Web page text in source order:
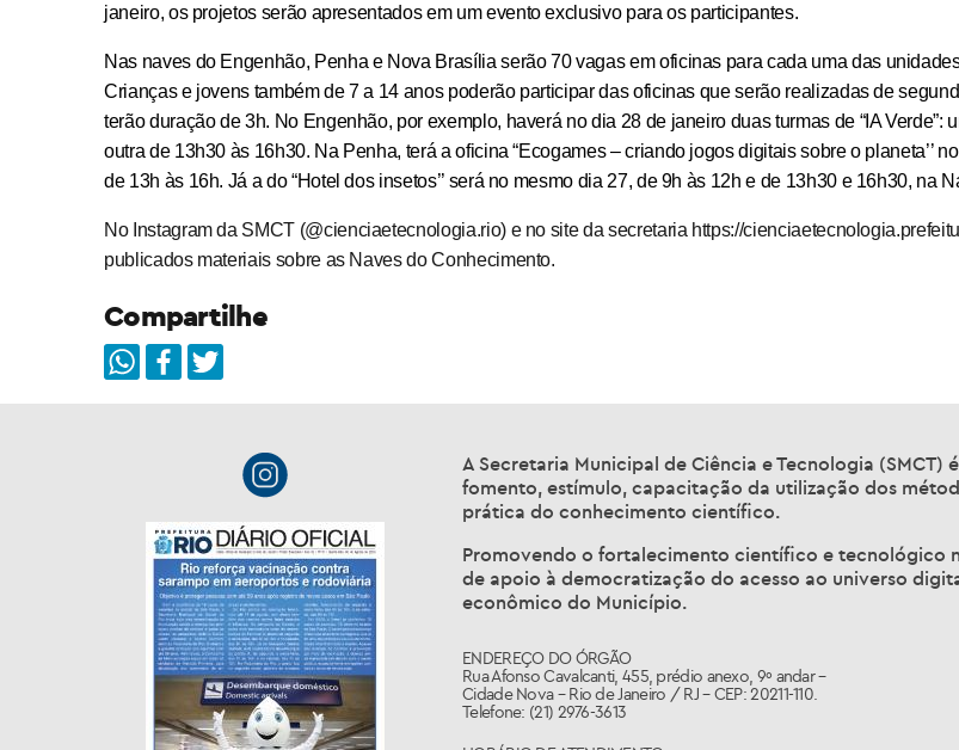
janeiro, os projetos serão apresentadosem um evento exclusivo para os participantes.
Nas naves do Engenhão, Penha e Nova Brasília serão 70 vagas em oficinas para cada uma das
Crianças e jovens também de 7 a 14 anos poderão participar das oficinas que serão realizadas de
terão duração de 3h. No Engenhão, por exemplo, haverá no dia 28 de janeiro duas turmas de “IA Verde”:
outra de 13h30 às 16h30. Na Penha, terá a oficina “Ecogames – criando jogos digitais sobre o planeta’’
de 13h às 16h. Já a do “Hotel dos insetos’’ será no mesmo dia 27, de 9h às 12h e de 13h30 e 16h30, na
No Instagram da SMCT (@cienciaetecnologia.rio) e no site da secretaria https://
publicados materiais sobre as Naves do Conhecimento.
Compartilhe
A Secretaria Municipal de Ciência e Tecnologia
fomento, estímulo, capacitação da utilização dos
prática do conhecimento científico.
Promovendo o fortalecimento científico e tecnológico
de apoio à democratização do acesso ao universo
econômico do Município.
ENDEREÇO DO ÓRGÃO
Rua Afonso Cavalcanti, 455, prédio anexo, 9º andar –
Cidade Nova – Rio de Janeiro / RJ – CEP: 20211-110.
Telefone: (21) 2976-3613